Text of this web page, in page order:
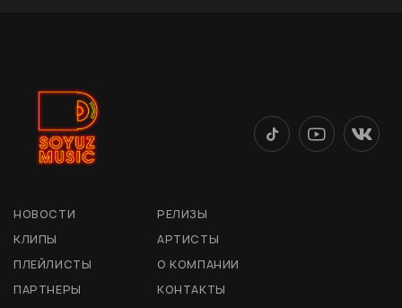
НОВОСТИ
РЕЛИЗЫ
КЛИПЫ
АРТИСТЫ
ПЛЕЙЛИСТЫ
О КОМПАНИИ
ПАРТНЕРЫ
КОНТАКТЫ